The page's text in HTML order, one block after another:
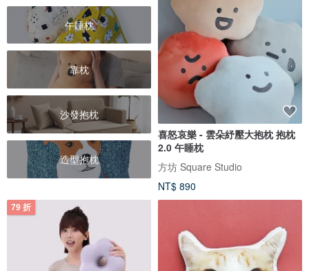
午睡枕
靠枕
沙發抱枕
造型抱枕
喜怒哀樂 - 雲朵紓壓大抱枕 抱枕
2.0 午睡枕
方坊 Square Studio
NT$ 890
79 折